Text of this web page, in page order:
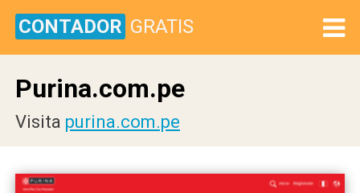
CONTADOR GRATIS
Purina.com.pe
Visita purina.com.pe